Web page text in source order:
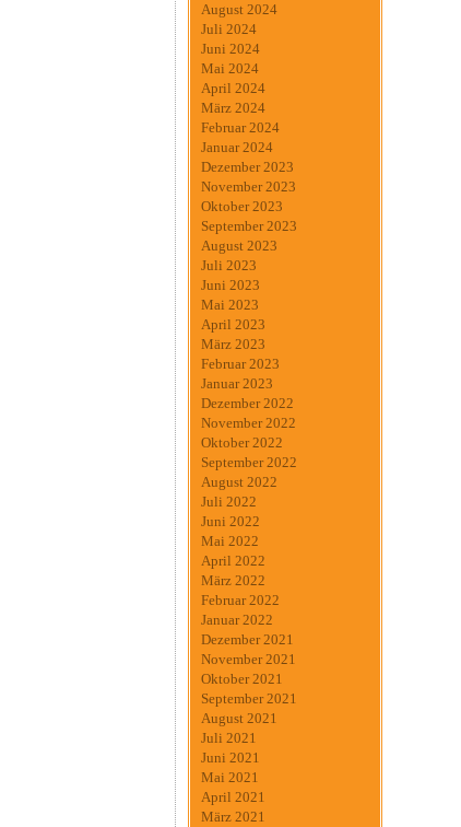
August 2024
Juli 2024
Juni 2024
Mai 2024
April 2024
März 2024
Februar 2024
Januar 2024
Dezember 2023
November 2023
Oktober 2023
September 2023
August 2023
Juli 2023
Juni 2023
Mai 2023
April 2023
März 2023
Februar 2023
Januar 2023
Dezember 2022
November 2022
Oktober 2022
September 2022
August 2022
Juli 2022
Juni 2022
Mai 2022
April 2022
März 2022
Februar 2022
Januar 2022
Dezember 2021
November 2021
Oktober 2021
September 2021
August 2021
Juli 2021
Juni 2021
Mai 2021
April 2021
März 2021